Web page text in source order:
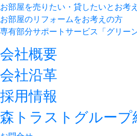
お部屋を売りたい・貸したいとお考
お部屋のリフォームをお考えの方
専有部分サポートサービス「グリー
会社概要
会社沿革
採用情報
森トラストグループ